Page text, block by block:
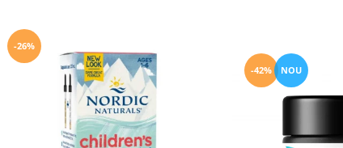
-26%
-42% NOU